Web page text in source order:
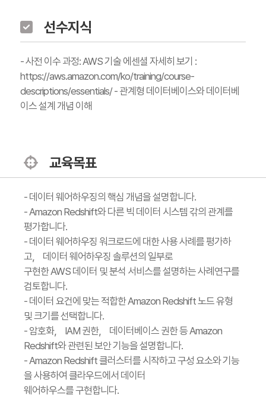
선수지식
- 사전 이수 과정: AWS 기술 에센셜 자세히 보기 :
https://aws.amazon.com/ko/training/course-
descriptions/essentials/ - 관계형 데이터베이스와 데이터베
이스 설계 개념 이해
교육목표
- 데이터 웨어하우징의 핵심 개념을 설명합니다.
- Amazon Redshift와 다른 빅 데이터 시스템 갂의 관계를
평가합니다.
- 데이터 웨어하우징 워크로드에 대한 사용 사례를 평가하
고， 데이터 웨어하우징 솔루션의 일부로
구현한 AWS 데이터 및 분석 서비스를 설명하는 사례연구를
검토합니다.
- 데이터 요건에 맞는 적합한 Amazon Redshift 노드 유형
및 크기를 선택합니다.
- 암호화， IAM 권한， 데이터베이스 권한 등 Amazon
Redshift와 관련된 보안 기능을 설명합니다.
- Amazon Redshift 클러스터를 시작하고 구성 요소와 기능
을 사용하여 클라우드에서 데이터
웨어하우스를 구현합니다.